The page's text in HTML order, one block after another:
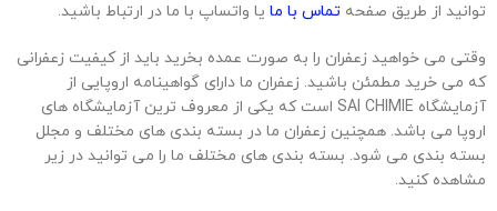
توانید از طریق صفحه تماس با ما یا واتساپ با ما در ارتباط باشید.
وقتی می خواهید زعفران را به صورت عمده بخرید باید از کیفیت زعفرانی
که می خرید مطمئن باشید. زعفران ما دارای گواهینامه اروپایی از
آزمایشگاه SAI CHIMIE است که یکی از معروف ترین آزمایشگاه های
اروپا می باشد. همچنین زعفران ما در بسته بندی های مختلف و مجلل
بسته بندی می شود. بسته بندی های مختلف ما را می توانید در زیر
مشاهده کنید.